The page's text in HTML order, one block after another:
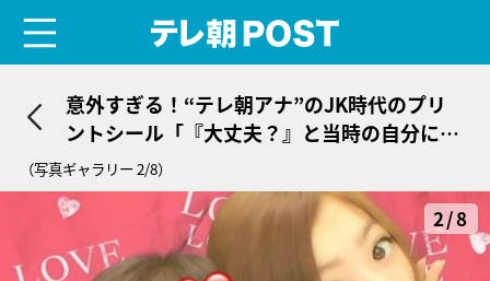
意外すぎる！“テレ朝アナ”のJK時代のプリ
ントシール「『大丈夫？』と当時の自分に声
をかけたい」
（写真ギャラリー 2/8）
2/8